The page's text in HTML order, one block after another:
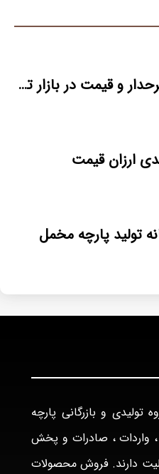
پارچه نمدی طرحدار و قیمت در بازار تهران
ارزان قیمت
تولید پارچه مخمل
و بازرگانی پارچه
، واردات ، صادرات و پخش
دارند. فروش محصولات